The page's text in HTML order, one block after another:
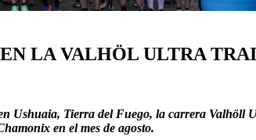
LA VALHÖL ULTRA
Ushuaia, Tierra del Fuego, la carrera
en el mes de agosto.